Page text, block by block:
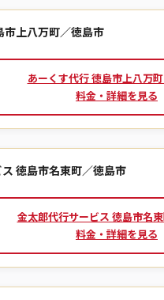
市上八万町／徳島市
あーくす代行 徳島市上八万
料金・詳細を見る
徳島市名東町／徳島市
金太郎代行サービス 徳島市名
料金・詳細を見る